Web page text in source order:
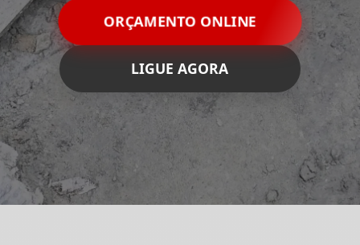
ORÇAMENTO ONLINE
LIGUE AGORA